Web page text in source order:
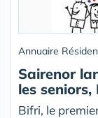
Annuaire
Sairenor
les seniors,
Bifri, le